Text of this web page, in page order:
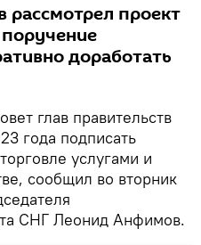
рассмотрел проект
доработать
глав правительств
года подписать
услугами и
сообщил во вторник
СНГ Леонид Анфимов.